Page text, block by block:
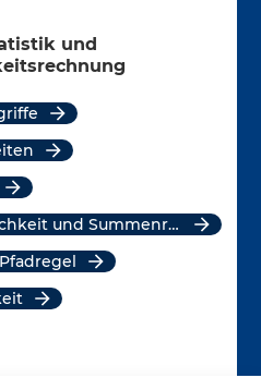
und
und Summenregel